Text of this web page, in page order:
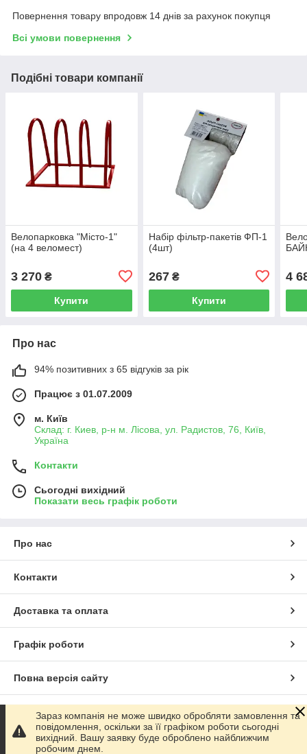
Повернення товару впродовж 14 днів за рахунок покупця
Всі умови повернення
Подібні товари компанії
Велопарковка "Місто-1"
(на 4 веломест)
3 270 ₴
Купити
Набір фільтр-пакетів ФП-1
(4шт)
267₴
Купити
4
Про нас
94% позитивних з 65 відгуків за рік
Працює з 01.07.2009
м. Київ
Склад: г. Киев, р-н м. Лісова, ул. Радистов, 76, Київ,
Україна
Контакти
Сьогодні вихідний
Показати весь графік роботи
Про нас
Контакти
Доставка та оплата
Графік роботи
Повна версія сайту
Сайт створено на маркетплейсі Prom.ua
Політика конфіденційності
Зараз компанія не може швидко обробляти замовлення та
повідомлення, оскільки за її графіком роботи сьогодні
вихідний. Вашу заявку буде оброблено найближчим
робочим днем.